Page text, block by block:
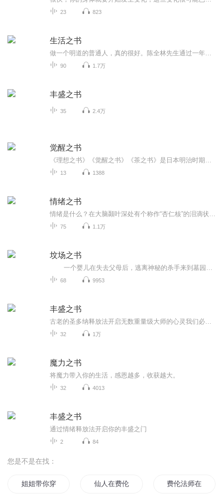
23 823
生活之书
90 1.7万
丰盛之书
35 2.4万
觉醒之书
13 1388
情绪之书
75 1.1万
坟场之书
68 9953
丰盛之书
32 1万
魔力之书
将魔力带入你的生活，感恩越多，收获越大。
32 4013
丰盛之书
通过情绪释放法开启你的丰盛之门
2 84
您是不是在找：
姐姐带你穿费伦 仙人在费伦 费伦法师在冰与火